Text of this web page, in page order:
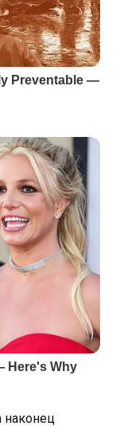
наконец